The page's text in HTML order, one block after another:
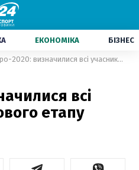
ЕКОНОМІКА БІЗНЕС
Євро-2020: визначилися всі учасники групового етапу
всі
етапу